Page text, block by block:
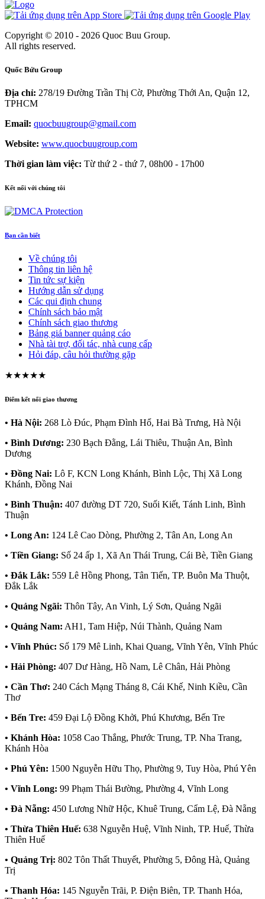
Copyright © 2010 - 2026 Quoc Buu Group.
All rights reserved.
Quốc Bửu Group
Địa chỉ: 278/19 Đường Trần Thị Cờ, Phường Thới An, Quận 12,
TPHCM
Email: quocbuugroup@gmail.com
Website: www.quocbuugroup.com
Thời gian làm việc: Từ thứ 2 - thứ 7, 08h00 - 17h00
Kết nối với chúng tôi
Bạn cần biết
Về chúng tôi
Thông tin liên hệ
Tin tức sự kiện
Hướng dẫn sử dụng
Các qui định chung
Chính sách bảo mật
Chính sách giao thương
Bảng giá banner quảng cáo
Nhà tài trợ, đối tác, nhà cung cấp
Hỏi đáp, câu hỏi thường gặp
★★★★★
Điểm kết nối giao thương
• Hà Nội: 268 Lò Đúc, Phạm Đình Hổ, Hai Bà Trưng, Hà Nội
• Bình Dương: 230 Bạch Đằng, Lái Thiêu, Thuận An, Bình
Dương
• Đồng Nai: Lô F, KCN Long Khánh, Bình Lộc, Thị Xã Long
Khánh, Đồng Nai
• Bình Thuận: 407 đường DT 720, Suối Kiết, Tánh Linh, Bình
Thuận
• Long An: 124 Lê Cao Dòng, Phường 2, Tân An, Long An
• Tiền Giang: Số 24 ấp 1, Xã An Thái Trung, Cái Bè, Tiền Giang
• Đắk Lắk: 559 Lê Hồng Phong, Tân Tiến, TP. Buôn Ma Thuột,
Đắk Lắk
• Quảng Ngãi: Thôn Tây, An Vinh, Lý Sơn, Quảng Ngãi
• Quảng Nam: AH1, Tam Hiệp, Núi Thành, Quảng Nam
• Vĩnh Phúc: Số 179 Mê Linh, Khai Quang, Vĩnh Yên, Vĩnh Phúc
• Hải Phòng: 407 Dư Hàng, Hồ Nam, Lê Chân, Hải Phòng
• Cần Thơ: 240 Cách Mạng Tháng 8, Cái Khế, Ninh Kiều, Cần
Thơ
• Bến Tre: 459 Đại Lộ Đồng Khởi, Phú Khương, Bến Tre
• Khánh Hòa: 1058 Cao Thắng, Phước Trung, TP. Nha Trang,
Khánh Hòa
• Phú Yên: 1500 Nguyễn Hữu Thọ, Phường 9, Tuy Hòa, Phú Yên
• Vĩnh Long: 99 Phạm Thái Bường, Phường 4, Vĩnh Long
• Đà Nẵng: 450 Lương Nhữ Hộc, Khuê Trung, Cẩm Lệ, Đà Nẵng
• Thừa Thiên Huế: 638 Nguyễn Huệ, Vĩnh Ninh, TP. Huế, Thừa
Thiên Huế
• Quảng Trị: 802 Tôn Thất Thuyết, Phường 5, Đông Hà, Quảng
Trị
• Thanh Hóa: 145 Nguyễn Trãi, P. Điện Biên, TP. Thanh Hóa,